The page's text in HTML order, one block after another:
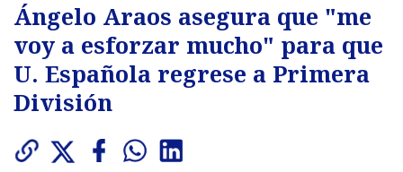
Ángelo Araos asegura que "me
voy a esforzar mucho" para que
U. Española regrese a Primera
División